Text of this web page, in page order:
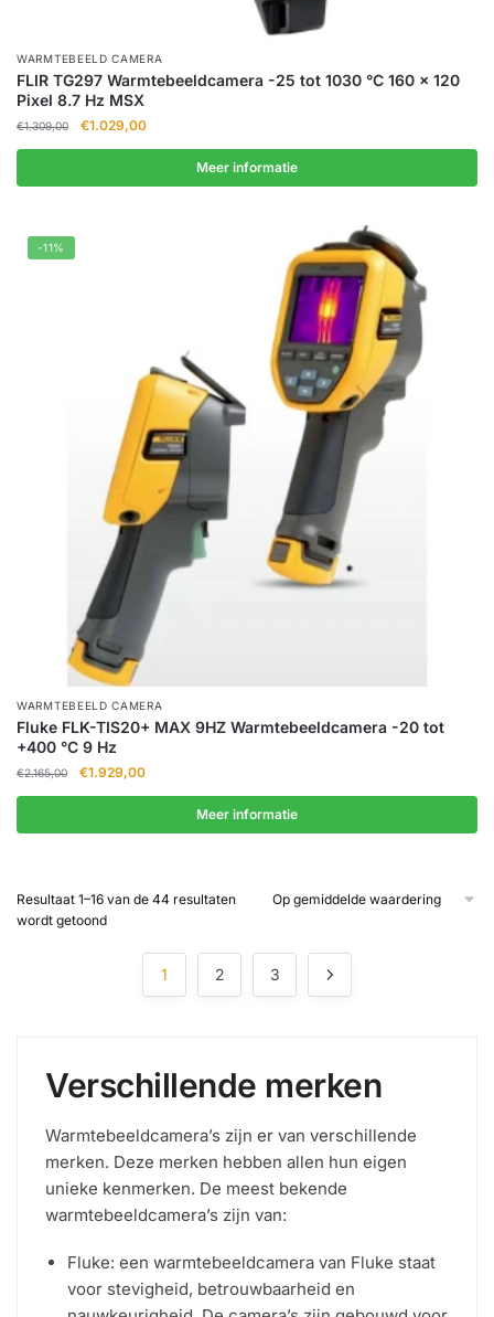
WARMTEBEELD CAMERA
FLIR TG297 Warmtebeeldcamera -25 tot 1030 °C 160 x 120
Pixel 8.7 Hz MSX
€1.309,00
Oorspronkelijke
€1.309,00.
€1.029,00Huidige
€1.029,00.
Meer informatie
-11%
WARMTEBEELD CAMERA
Fluke FLK-TIS20+ MAX 9HZ Warmtebeeldcamera -20 tot
+400 °C 9 Hz
€2.165,00
Oorspronkelijke
€2.165,00.
€1.929,00Huidige
€1.929,00.
Meer informatie
Resultaat 1–16 van de 44 resultaten
wordt getoondGesorteerd
waardering
1 2 3
Verschillende merken
Warmtebeeldcamera’s zijn er van verschillende
merken. Deze merken hebben allen hun eigen
unieke kenmerken. De meest bekende
warmtebeeldcamera’s zijn van:
Fluke: een warmtebeeldcamera van Fluke staat
voor stevigheid, betrouwbaarheid en